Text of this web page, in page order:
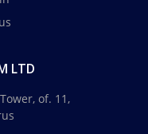
LTD
of. 11,